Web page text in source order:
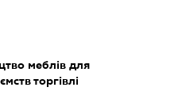
меблів для
торгівлі